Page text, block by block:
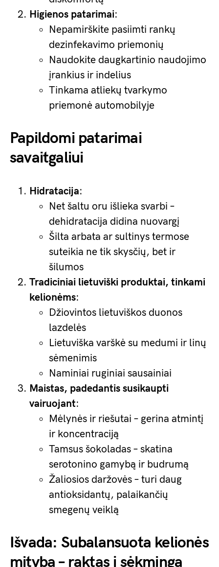
Higienos patarimai:
Nepamirškite pasiimti rankų
dezinfekavimo priemonių
Naudokite daugkartinio naudojimo
įrankius ir indelius
Tinkama atliekų tvarkymo
priemonė automobilyje
Papildomi patarimai
savaitgaliui
Hidratacija:
Net šaltu oru išlieka svarbi –
dehidratacija didina nuovargį
Šilta arbata ar sultinys termose
suteikia ne tik skysčių, bet ir
šilumos
Tradiciniai lietuviški produktai, tinkami
kelionėms:
Džiovintos lietuviškos duonos
lazdelės
Lietuviška varškė su medumi ir linų
sėmenimis
Naminiai ruginiai sausainiai
Maistas, padedantis susikaupti
vairuojant:
Mėlynės ir riešutai – gerina atmintį
ir koncentraciją
Tamsus šokoladas – skatina
serotonino gamybą ir budrumą
Žaliosios daržovės – turi daug
antioksidantų, palaikančių
smegenų veiklą
Išvada: Subalansuota kelionės
mityba – raktas į sėkmingą